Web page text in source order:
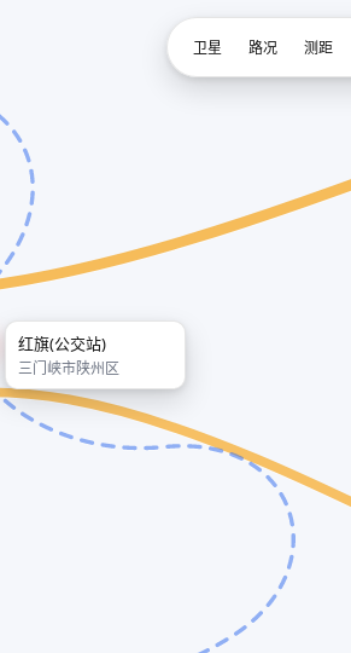
红旗(公交站)
三门峡市陕州区
卫星 路况 测距